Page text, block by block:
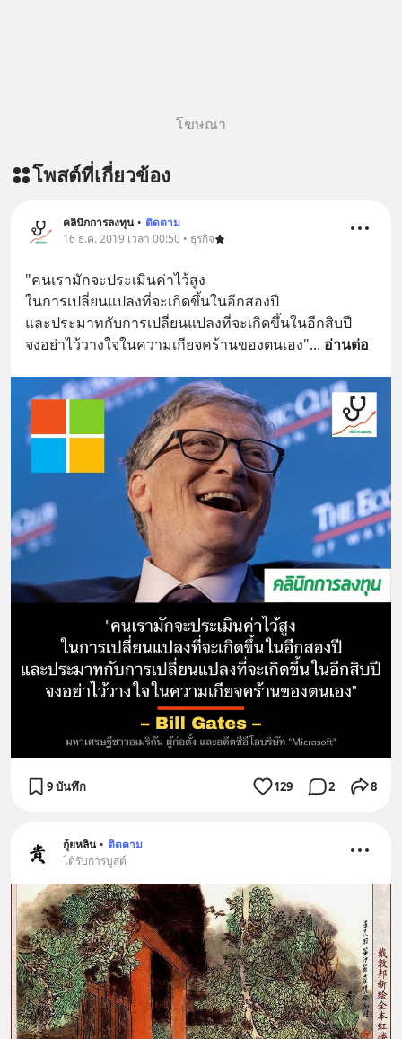
perplexity/ ติดตามสาระดี ๆ อัพเดททุก
========================= 📣
=========================
เครียด หลับยาก ผมอยากแนะนำ
บรรเทาความเครียด ลดความวิตกกังวล
เพิ่มการผ่อนคลาย ซึ่งช่วยให้การนอน
หลับมีประสิทธิภาพมากยิ่งขึ้น 📍 สนใจ
สั่งซื้อสินค้า Diip CBD 💬 LINE :
@diipgeek 🔗 หรือกดลิงก์
https://lin.ee/U91Fzyz
โฆษณา
โพสต์ที่เกี่ยวข้อง
คลินิกการลงทุน • ติดตาม
16 ธ.ค. 2019 เวลา 00:50 • ธุรกิจ
"คนเรามักจะประเมินค่าไว้สูง
ในการเปลี่ยนแปลงที่จะเกิดขึ้นในอีกสองปี
และประมาทกับการเปลี่ยนแปลงที่จะเกิดขึ้นในอีกสิบปี
จงอย่าไว้วางใจในความเกียจคร้านของตนเอง"... อ่านต่อ
9 บันทึก 129 2 8
กุ้ยหลิน • ติดตาม
ได้รับการบูสต์